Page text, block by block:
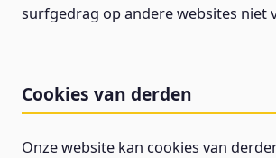
surfgedrag op andere websites niet
Cookies van derden
Onze website kan cookies van